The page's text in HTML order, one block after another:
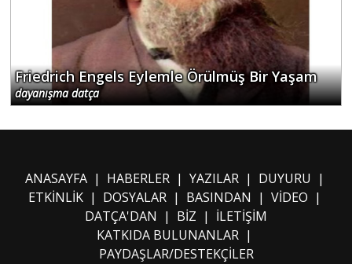
Friedrich Engels Eylemle Örülmüş Bir Yaşam
dayanışma datça
ANASAYFA| HABERLER| YAZILAR| DUYURU |
ETKİNLİK| DOSYALAR| BASINDAN | VİDEO |
DATÇA'DAN | BİZ | İLETİŞİM
KATKIDA BULUNANLAR |
PAYDAŞLAR/DESTEKÇİLER